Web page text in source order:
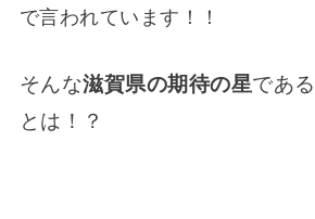
で言われています！！
そんな滋賀県の期待の星である
とは！？